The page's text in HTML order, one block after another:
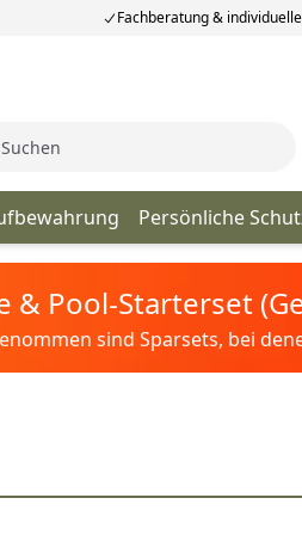
Fachberatung &
Persönliche
Pool-Starterset
sind Sparsets, bei